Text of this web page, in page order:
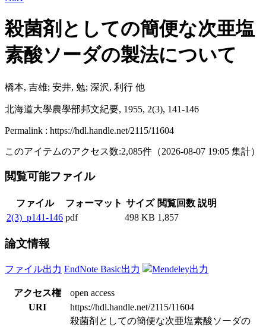
殺菌剤としての簡便な次亜塩
素酸ソーダの製法について
橋本, 吉雄; 安井, 勉; 深沢, 利行 他
北海道大學農學部邦文紀要, 1955, 2(3), 141-146
Permalink : https://hdl.handle.net/2115/11604
このアイテムのアクセス数:2,085件 （2026-08-07 19:05 集計）
閲覧可能ファイル
ファイル フォーマット サイズ 閲覧回数 説明
2(3)_p141-146 pdf 498 KB 1,857
論文情報
ファイル出力 EndNote Basic出力 Mendeley出力
アクセス権
open access
URI
https://hdl.handle.net/2115/11604
殺菌剤としての簡便な次亜塩素酸ソーダの